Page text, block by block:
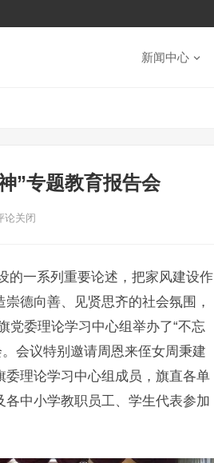
新闻中心
”专题教育报告会
论关闭
的一系列重要论述，把家风建设作
德向善、见贤思齐的社会氛围，
党委理论学习中心组举办了“不忘
会议特别邀请周恩来侄女周秉建
理论学习中心组成员，旗直各单
中小学教职员工、学生代表参加